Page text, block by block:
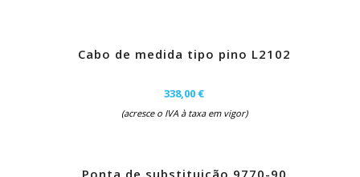
Cabo de medida tipo pino L2102
338,00 €
(acresce o IVA à taxa em vigor)
Ponta de substituição 9770-90